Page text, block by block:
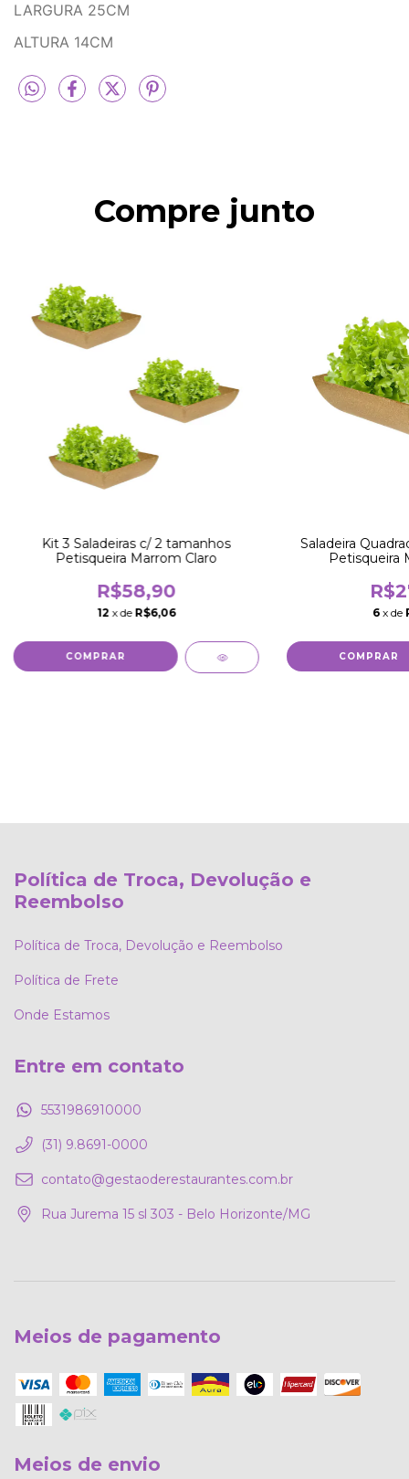
LARGURA 25CM
ALTURA 14CM
Compre junto
Kit 3 Saladeiras c/ 2 tamanhos
Petisqueira Marrom Claro
R$58,90
12 x de R$6,06
Saladeira
Petisqueira
6 x de
Política de Troca, Devolução e
Reembolso
Política de Troca, Devolução e Reembolso
Política de Frete
Onde Estamos
Entre em contato
5531986910000
(31) 9.8691-0000
contato@gestaoderestaurantes.com.br
Rua Jurema 15 sl 303 - Belo Horizonte/MG
Meios de pagamento
Meios de envio